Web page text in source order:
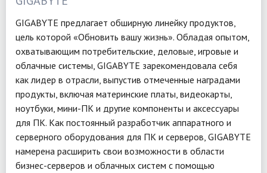
GIGABYTE предлагает обширную линейку продуктов,
цель которой «Обновить вашу жизнь». Обладая опытом,
охватывающим потребительские, деловые, игровые и
облачные системы, GIGABYTE зарекомендовала себя
как лидер в отрасли, выпустив отмеченные наградами
продукты, включая материнские платы, видеокарты,
ноутбуки, мини-ПК и другие компоненты и аксессуары
для ПК. Как постоянный разработчик аппаратного и
серверного оборудования для ПК и серверов, GIGABYTE
намерена расширить свои возможности в области
бизнес-серверов и облачных систем с помощью